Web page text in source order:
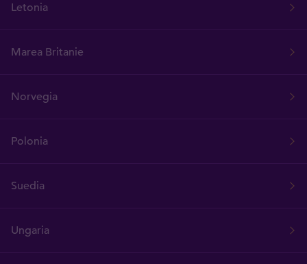
Letonia
Marea Britanie
Norvegia
Polonia
Suedia
Ungaria